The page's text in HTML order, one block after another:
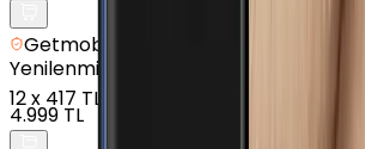
Getmobil Güvencesi
Yenilenmiş
Samsung Galaxy A01 - 16
12x 417 TL
4.999 TL